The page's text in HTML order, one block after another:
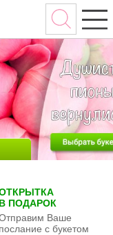
В ПОДАРОК
Ваше
послание с букетом